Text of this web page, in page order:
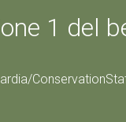
1 del